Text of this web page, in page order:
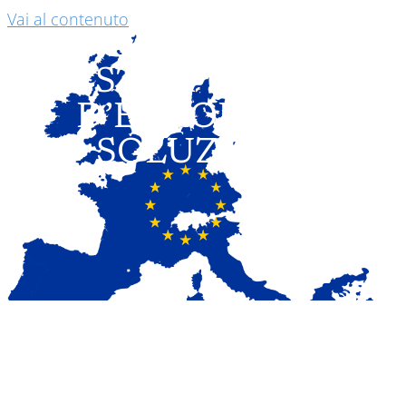
Vai al contenuto
STATI UNITI
D’EUROPA: LA
SOLUZIONE